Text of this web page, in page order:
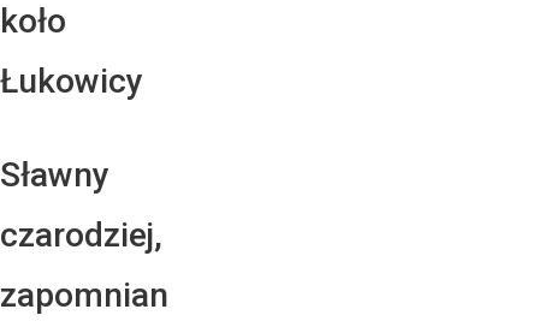
koło
Łukowicy
Sławny
czarodziej,
zapomnian